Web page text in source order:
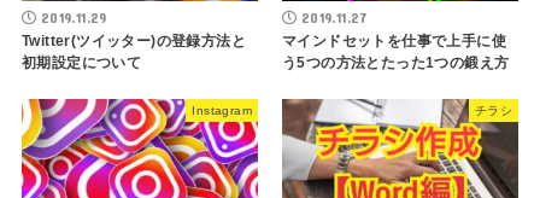
2019.11.29
Twitter(ツイッター)の登録方法と
初期設定について
2019.11.27
マインドセットを仕事で上手に使
う5つの方法とたった1つの鍛え方
Instagram チラシ